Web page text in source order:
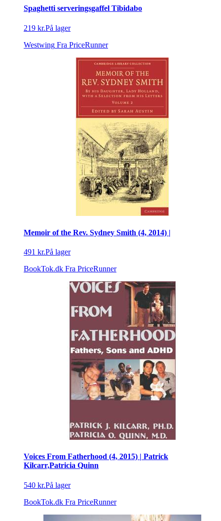
Spaghetti serveringsgaffel Tibidabo
219 kr.På lager
Westwing Fra PriceRunner
Memoir of the Rev. Sydney Smith (4, 2014) |
491 kr.På lager
BookTok.dk Fra PriceRunner
Voices From Fatherhood (4, 2015) | Patrick
Kilcarr,Patricia Quinn
540 kr.På lager
BookTok.dk Fra PriceRunner